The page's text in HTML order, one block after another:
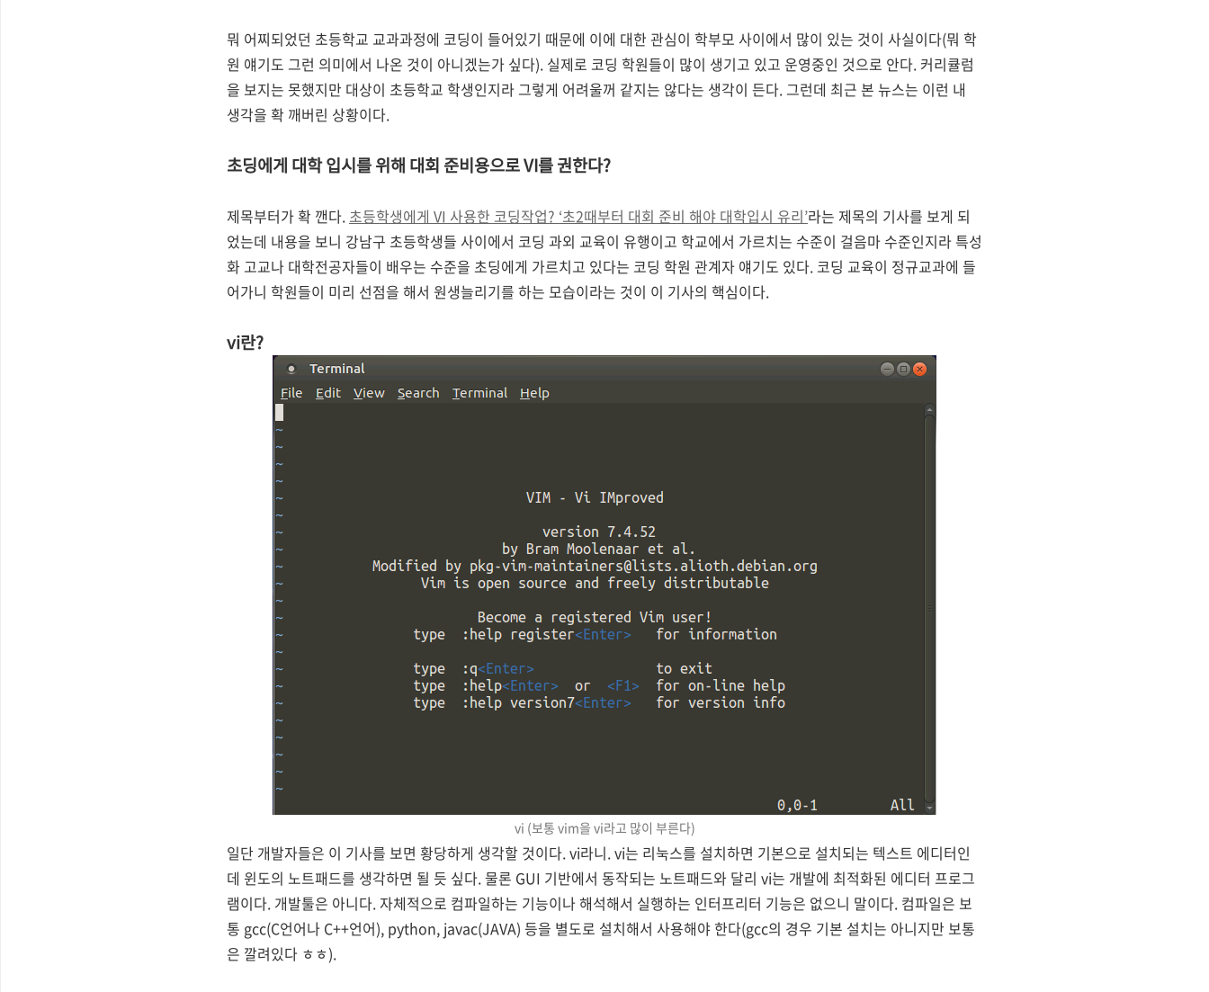
뭐 어찌되었던 초등학교 교과과정에 코딩이 들어있기 때문에 이에 대한 관심이 학부모 사이에서 많이 있는 것이 사실이다(뭐 학
원 얘기도 그런 의미에서 나온 것이 아니겠는가 싶다). 실제로 코딩 학원들이 많이 생기고 있고 운영중인 것으로 안다. 커리큘럼
을 보지는 못했지만 대상이 초등학교 학생인지라 그렇게 어려울꺼 같지는 않다는 생각이 든다. 그런데 최근 본 뉴스는 이런 내
생각을 확 깨버린 상황이다.
초딩에게 대학 입시를 위해 대회 준비용으로 VI를 권한다?
제목부터가 확 깬다. 초등학생에게 VI 사용한 코딩작업? ‘초2때부터 대회 준비 해야 대학입시 유리’​라는 제목의 기사를 보게 되
었는데 내용을 보니 강남구 초등학생들 사이에서 코딩 과외 교육이 유행이고 학교에서 가르치는 수준이 걸음마 수준인지라 특성
화 고교나 대학전공자들이 배우는 수준을 초딩에게 가르치고 있다는 코딩 학원 관계자 얘기도 있다. 코딩 교육이 정규교과에 들
어가니 학원들이 미리 선점을 해서 원생늘리기를 하는 모습이라는 것이 이 기사의 핵심이다.
vi란?
vi (보통 vim을 vi라고 많이 부른다)
일단 개발자들은 이 기사를 보면 황당하게 생각할 것이다. vi라니. vi는 리눅스를 설치하면 기본으로 설치되는 텍스트 에디터인
데 윈도의 노트패드를 생각하면 될 듯 싶다. 물론 GUI 기반에서 동작되는 노트패드와 달리 vi는 개발에 최적화된 에디터 프로그
램이다. 개발툴은 아니다. 자체적으로 컴파일하는 기능이나 해석해서 실행하는 인터프리터 기능은 없으니 말이다. 컴파일은 보
통 gcc(C언어나 C++언어), python, javac(JAVA) 등을 별도로 설치해서 사용해야 한다(gcc의 경우 기본 설치는 아니지만 보통
은 깔려있다 ㅎㅎ).